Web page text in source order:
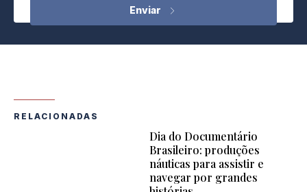
RELACIONADAS
Dia do Documentário
Brasileiro: produções
náuticas para assistir e
navegar por grandes